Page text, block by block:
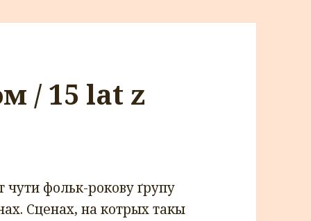
/ 15 lat z
фольк-рокову ґрупу
Сценах, на котрых такы